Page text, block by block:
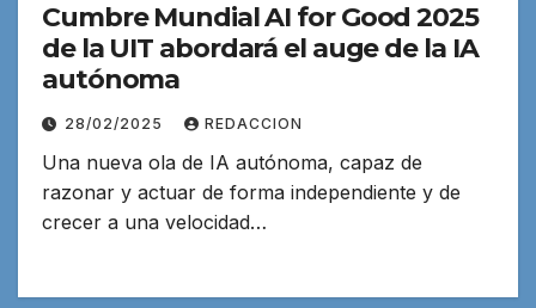
Cumbre Mundial AI for Good 2025
de la UIT abordará el auge de la IA
autónoma
28/02/2025 REDACCION
Una nueva ola de IA autónoma, capaz de
razonar y actuar de forma independiente y de
crecer a una velocidad…